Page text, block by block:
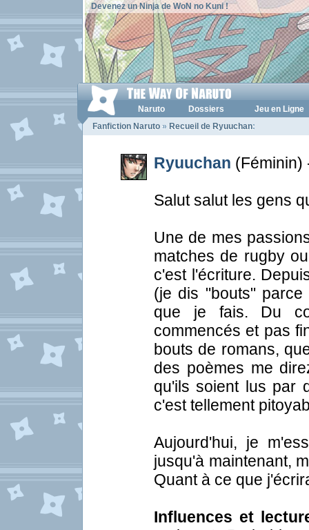
Devenez un Ninja de WoN no Kuni !
Naruto Dossiers
Jeu en Ligne
Fanfiction Naruto » Recueil de Ryuuchan:
Ryuuchan (Féminin)
Salut salut les gens
Une de mes
matches de rugby
c'est l'écriture.
(je dis "bouts"
que je fais. Du
commencés et pas
bouts de romans,
des poèmes me
qu'ils soient lus par
c'est tellement
Aujourd'hui, je
jusqu'à maintenant,
Quant à ce que
Influences et